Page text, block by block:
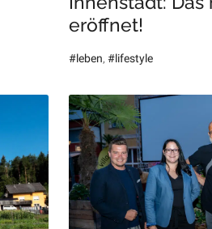
eröffnet!
#leben, #lifestyle